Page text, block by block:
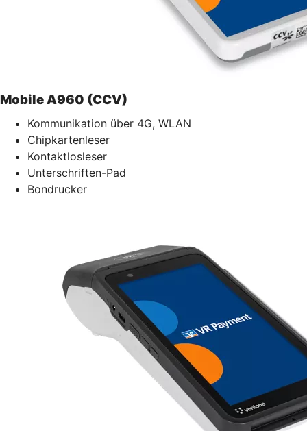
Mobile A960 (CCV)
Kommunikation über 4G, WLAN
Chipkartenleser
Kontaktlosleser
Unterschriften-Pad
Bondrucker